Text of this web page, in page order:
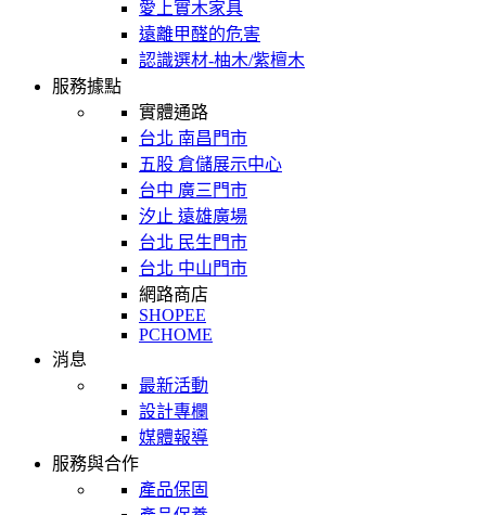
愛上實木家具
遠離甲醛的危害
認識選材-柚木/紫檀木
服務據點
實體通路
台北 南昌門市
五股 倉儲展示中心
台中 廣三門市
汐止 遠雄廣場
台北 民生門市
台北 中山門市
網路商店
SHOPEE
PCHOME
消息
最新活動
設計專欄
媒體報導
服務與合作
產品保固